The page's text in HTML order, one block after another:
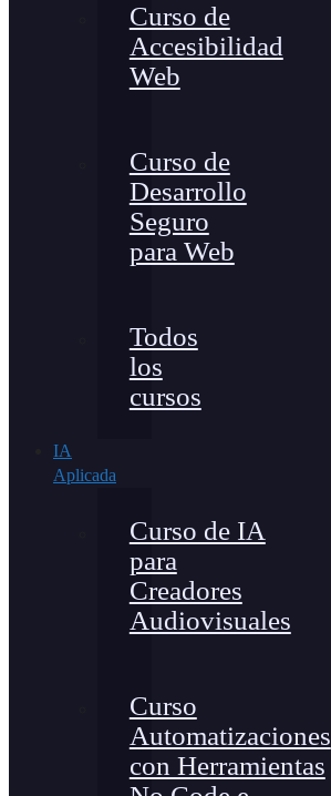
Curso de
Accesibilidad
Web
Curso de
Desarrollo
Seguro
para Web
Todos
los
cursos
IA
Aplicada
Curso de IA
para
Creadores
Audiovisuales
Curso
Automatizaciones
con Herramientas